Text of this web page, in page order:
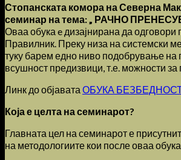
Стопанската комора на Северна
семинар на тема: „ РАЧНО
Оваа обука e дизајнирана да
Правилник. Преку низа на системски
туку барем едно ниво подобрување на
всушност предизвици, т.е. можности
Линк до објавата ОБУКА
Која е целта на семинарот?
Главната цел на семинарот е
на методологиите кои после оваа